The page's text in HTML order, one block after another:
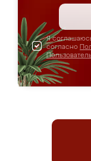
Я
согласно